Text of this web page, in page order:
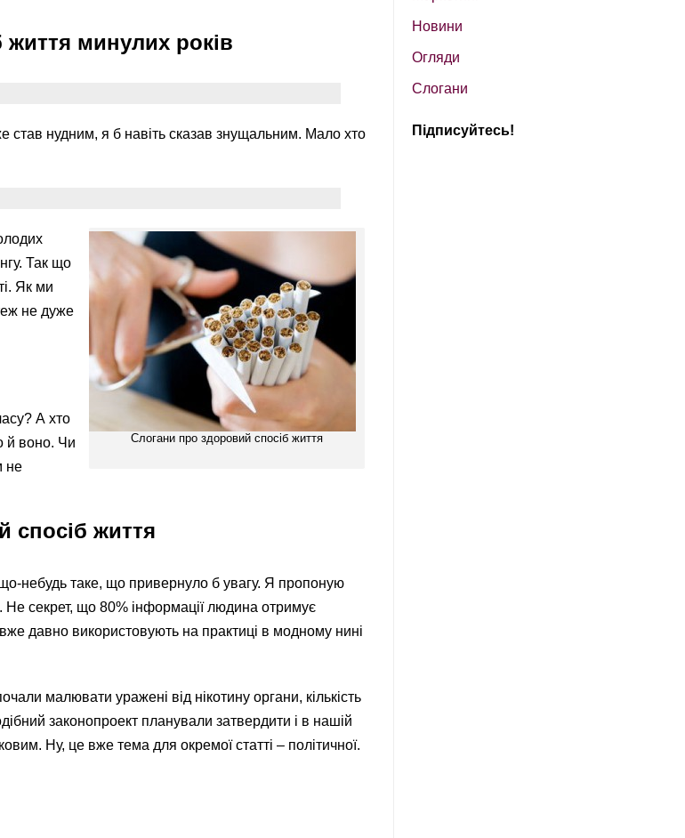
минулих років
став нудним, я б навіть сказав знущальним. Мало хто
Слогани про здоровий спосіб життя
Так що
Як ми
не дуже
А хто
й воно. Чи
не
спосіб життя
небудь таке, що привернуло б увагу. Я пропоную
Не секрет, що 80% інформації людина отримує
давно використовують на практиці в модному нині
малювати уражені від нікотину органи, кількість
законопроект планували затвердити і в нашій
Ну, це вже тема для окремої статті – політичної.
Новини
Огляди
Слогани
Підписуйтесь!